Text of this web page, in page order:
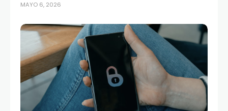
MAYO 6, 2026